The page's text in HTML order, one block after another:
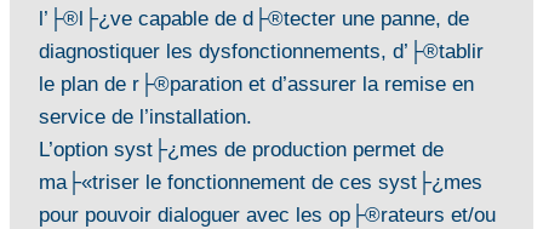
l’├®l├¿ve capable de d├®tecter une panne, de
diagnostiquer les dysfonctionnements, d’├®tablir
le plan de r├®paration et d’assurer la remise en
service de l’installation.
L’option syst├¿mes de production permet de
ma├«triser le fonctionnement de ces syst├¿mes
pour pouvoir dialoguer avec les op├®rateurs et/ou